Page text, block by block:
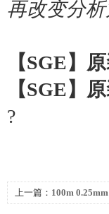
再改变分
【SGE】
【SGE】
?
上一篇： 100m